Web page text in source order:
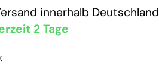
innerhalb Deutschland
2 Tage